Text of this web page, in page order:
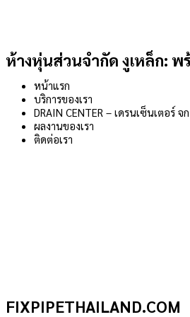
ห้างหุ่นส่วนจำกัด งูเหล็ก: พ
หน้าแรก
บริการของเรา
DRAIN CENTER – เดรนเซ็นเตอร์ จก
ผลงานของเรา
ติดต่อเรา
FIXPIPETHAILAND.COM